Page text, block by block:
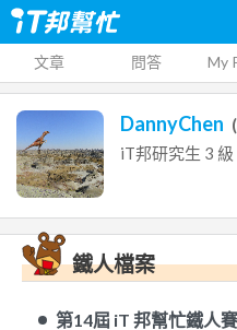
文章 問答 My
DannyChen (
iT邦研究生 3
鐵人檔案
第14屆 iT 邦幫忙鐵人賽